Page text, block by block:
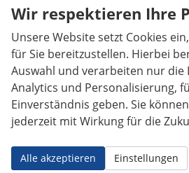
Park Distance Control hinten
Rückfahrkamera
360°-Kamera (Surround View)
Innenspiegel automatisch
Servolenkung
Lichtsensor
Scheinwerferreinigung
LED-Scheinwerfer
Wir respektieren Ihre
Unsere Website setzt Cookies
für Sie bereitzustellen. Hierbei
Auswahl und verarbeiten nur die
Analytics und Personalisierung,
Einverständnis geben. Sie
jederzeit mit Wirkung für die
Alle akzeptieren Einstellungen